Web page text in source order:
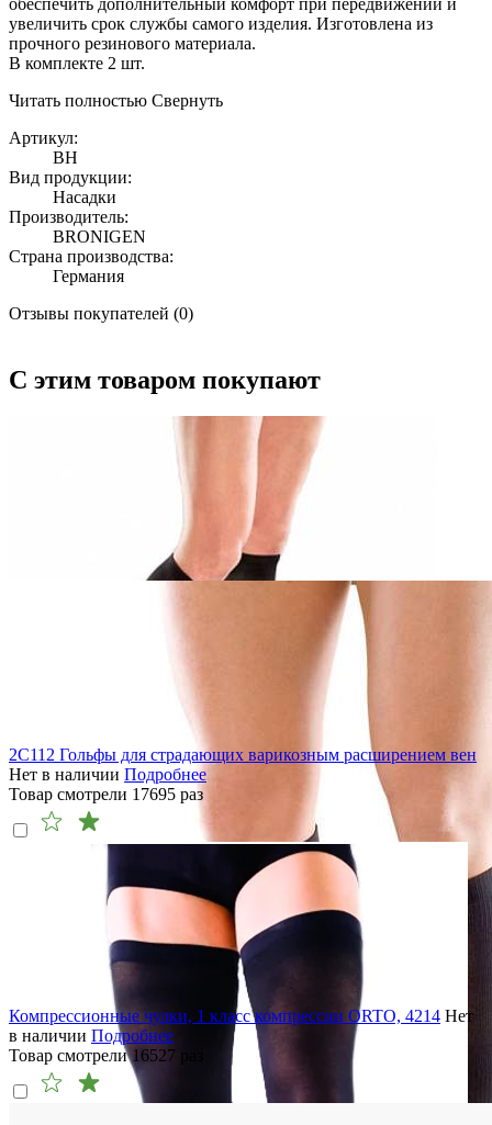
увеличить срок службы самого изделия. Изготовлена из
прочного резинового материала.
В комплекте 2 шт.
Читать полностью Свернуть
Артикул:
BH
Вид продукции:
Насадки
Производитель:
BRONIGEN
Страна производства:
Германия
Отзывы покупателей (0)
С этим товаром покупают
2C112 Гольфы для страдающих варикозным расширением вен
Нет в наличии Подробнее
Товар смотрели 17695 раз
Компрессионные чулки, 1 класс компрессии ORTO, 4214 Нет
в наличии Подробнее
Товар смотрели16527